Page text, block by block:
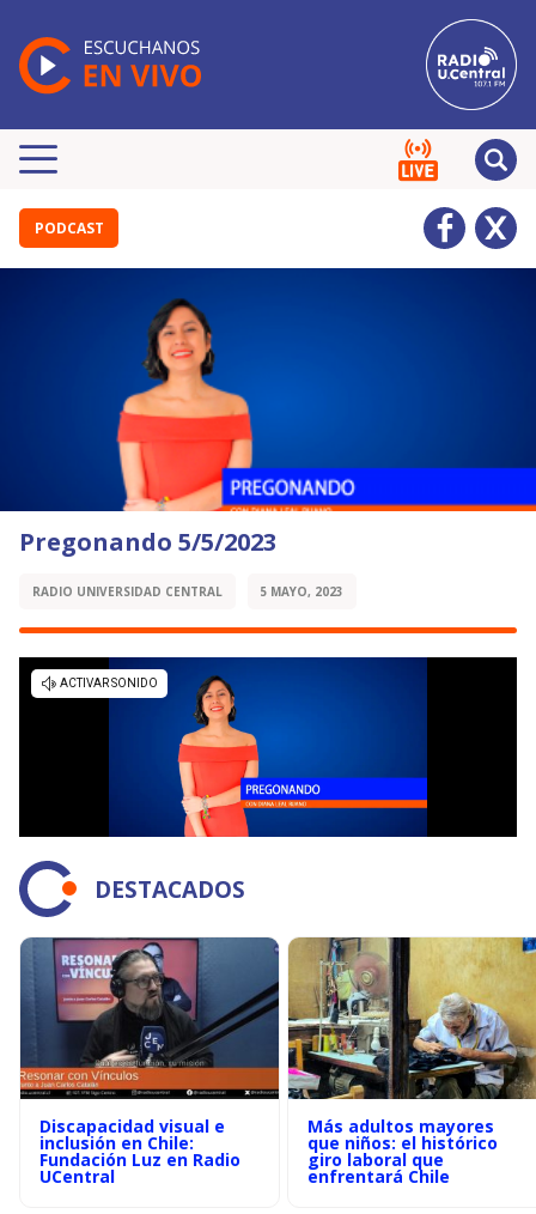
PODCAST
Pregonando 5/5/2023
RADIO UNIVERSIDAD CENTRAL 5 MAYO, 2023
DESTACADOS
Discapacidad visual e
inclusión en Chile:
Fundación Luz en Radio
UCentral
Más adultos mayores
que niños: el histórico
giro laboral que
enfrentará Chile